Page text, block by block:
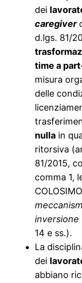
dei
caregiver
d.lgs. 81/
time a
misura
delle
nulla in
ritorsiva
81/2015,
comma 1,
inversione
14 e ss.).
La
dei
abbiano